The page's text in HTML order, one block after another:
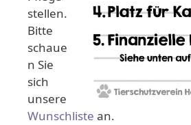
stellen.
Bitte
schaue
n Sie
sich
unsere
Wunschliste an.